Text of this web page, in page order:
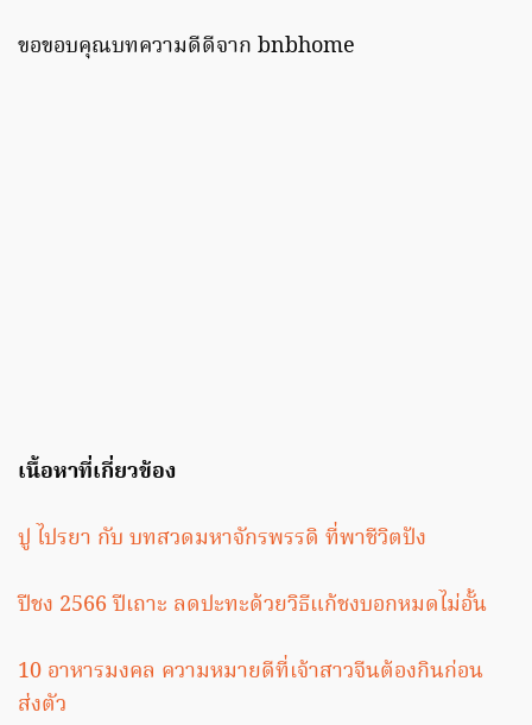
ขอขอบคุณบทความดีดีจาก bnbhome
เนื้อหาที่เกี่ยวข้อง
ปู ไปรยา กับ บทสวดมหาจักรพรรดิ ที่พาชีวิตปัง
ปีชง 2566 ปีเถาะ ลดปะทะด้วยวิธีแก้ชงบอกหมดไม่อั้น
10 อาหารมงคล ความหมายดีที่เจ้าสาวจีนต้องกินก่อน
ส่งตัว